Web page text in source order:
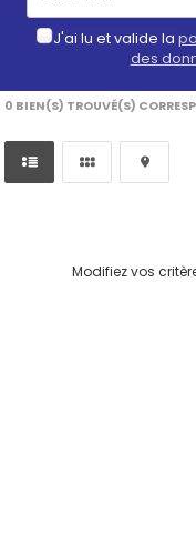
J'ai lu et valide la
des
0 BIEN(S) TROUVÉ(S)
Modifiez vos